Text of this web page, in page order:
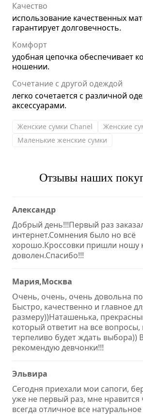
Качество
использование качественных
гарантирует долговечность.
Комфорт
удобная цепочка обеспечивает
ношении.
Сочетание с другой одеждой
легко сочетается с различной
аксессуарами.
Женские сумки Chanel
Женские
Маленькие женские сумки
Отзывы наших
Александр
Добрый день!!!Первый раз
интернет.Сомнения было но всё
хорошо.Кроссовки пришли ношу
доволен.Спасибо!!!
Мария,Москва
Очень, очень, очень довольна
Быстро, качественно и главное
размеру))Наташенька,
который ответит на все
терпеливо будет ждать выбора))
рекомендую девчонки!!!
Эльвира
Сегодня приехали мои сапоги,
уже не первый раз, мне нравится
всегда отличное все